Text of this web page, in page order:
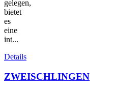
gelegen,
bietet
es
eine
int...
Details
ZWEISCHLINGEN